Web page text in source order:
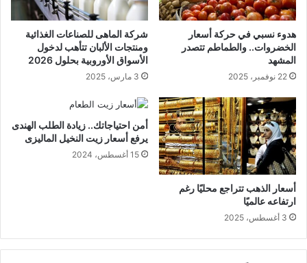
هدوء نسبي في حركة أسعار
الخضروات.. والطماطم تتصدر
المشهد
22 نوفمبر، 2025
شركة الماهى للصناعات الغذائية
ومنتجات الألبان تتأهب لدخول
الأسواق الأوروبية بحلول 2026
3 مارس، 2025
أسعار الذهب تتراجع محليًا رغم
ارتفاعه عالميًا
3 أغسطس، 2025
أمن احتياجاتك.. زيادة الطلب الهندى
يرفع أسعار زيت النخيل الماليزى
15 أغسطس، 2024